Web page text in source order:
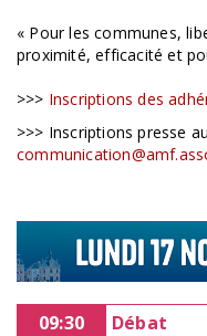
« Pour les communes,
proximité, efficacité et
>>> Inscriptions des
>>> Inscriptions presse
09:30 Débat